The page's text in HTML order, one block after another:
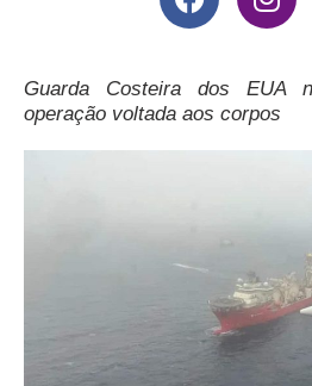
Guarda Costeira dos EUA
operação voltada aos corpos